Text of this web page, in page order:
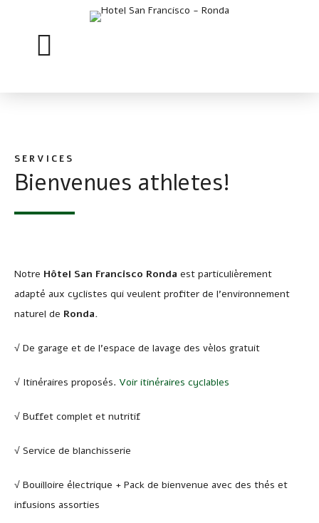
SERVICES
Bienvenues athletes!
Notre Hôtel San Francisco Ronda est particulièrement
adapté aux cyclistes qui veulent profiter de l’environnement
naturel de Ronda.
√ De garage et de l’espace de lavage des vèlos gratuit
√ Itinéraires proposés. Voir itinéraires cyclables
√ Buffet complet et nutritif
√ Service de blanchisserie
√ Bouilloire électrique + Pack de bienvenue avec des thés et
infusions assorties